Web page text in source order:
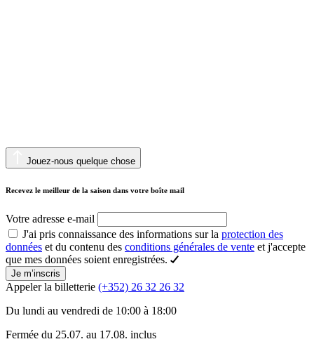
Jouez-nous quelque chose
Recevez le meilleur de la saison dans votre boîte mail
Votre adresse e-mail
J'ai pris connaissance des informations sur la protection des
données et du contenu des conditions générales de vente et j'accepte
que mes données soient enregistrées.
Je m’inscris
Appeler la billetterie (+352) 26 32 26 32
Du lundi au vendredi de 10:00 à 18:00
Fermée du 25.07. au 17.08. inclus